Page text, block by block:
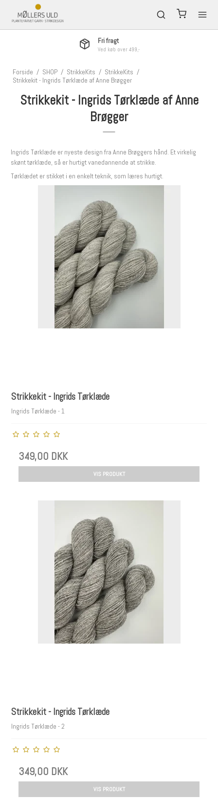
Fri fragt
Ved køb over 499,-
Forside / SHOP / StrikkeKits / StrikkeKits /
Strikkekit - Ingrids Tørklæde af Anne Brøgger
Strikkekit - Ingrids Tørklæde af Anne
Brøgger
Ingrids Tørklæde er nyeste design fra Anne Brøggers hånd. Et virkelig
skønt tørklæde, så er hurtigt vanedannende at strikke.
Tørklædet er stikket i en enkelt teknik, som læres hurtigt.
Strikkekit - Ingrids Tørklæde
Ingrids Tørklæde - 1
349,00 DKK
VIS PRODUKT
Strikkekit - Ingrids Tørklæde
Ingrids Tørklæde - 2
349,00 DKK
VIS PRODUKT